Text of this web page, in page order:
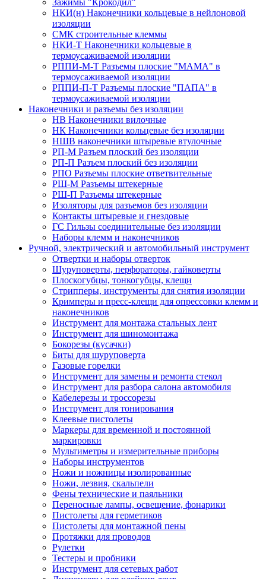
НКИ(н) Наконечники кольцевые в нейлоновой
изоляции
СМК строительные клеммы
НКИ-Т Наконечники кольцевые в
термоусаживаемой изоляции
РППИ-М-Т Разъемы плоские "МАМА" в
термоусаживаемой изоляции
РППИ-П-Т Разъемы плоские "ПАПА" в
термоусаживаемой изоляции
Наконечники и разъемы без изоляции
НВ Наконечники вилочные
НК Наконечники кольцевые без изоляции
НШВ наконечники штыревые втулочные
РП-М Разъем плоский без изоляции
РП-П Разъем плоский без изоляции
РПО Разъемы плоские ответвительные
РШ-М Разъемы штекерные
РШ-П Разъемы штекерные
Изоляторы для разъемов без изоляции
Контакты штыревые и гнездовые
ГС Гильзы соединительные без изоляции
Наборы клемм и наконечников
Ручной, электрический и автомобильный инструмент
Отвертки и наборы отверток
Шуруповерты, перфораторы, гайковерты
Плоскогубцы, тонкогубцы, клещи
Стрипперы, инструменты для снятия изоляции
Кримперы и пресс-клещи для опрессовки клемм и
наконечников
Инструмент для монтажа стальных лент
Инструмент для шиномонтажа
Бокорезы (кусачки)
Биты для шуруповерта
Газовые горелки
Инструмент для замены и ремонта стекол
Инструмент для разбора салона автомобиля
Кабелерезы и троссорезы
Инструмент для тонирования
Клеевые пистолеты
Маркеры для временной и постоянной
маркировки
Мультиметры и измерительные приборы
Наборы инструментов
Ножи и ножницы изолированные
Ножи, лезвия, скальпели
Фены технические и паяльники
Переносные лампы, освещение, фонарики
Пистолеты для герметиков
Пистолеты для монтажной пены
Протяжки для проводов
Рулетки
Тестеры и пробники
Инструмент для сетевых работ